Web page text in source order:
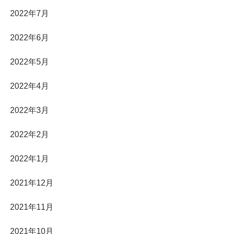
2022年7月
2022年6月
2022年5月
2022年4月
2022年3月
2022年2月
2022年1月
2021年12月
2021年11月
2021年10月